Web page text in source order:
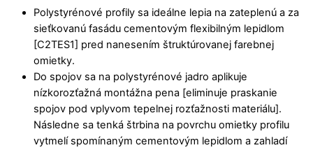
Polystyrénové profily sa ideálne lepia na zateplenú a za
sieťkovanú fasádu cementovým flexibilným lepidlom
[C2TES1] pred nanesením štruktúrovanej farebnej
omietky.
Do spojov sa na polystyrénové jadro aplikuje
nízkorozťažná montážna pena [eliminuje praskanie
spojov pod vplyvom tepelnej rozťažnosti materiálu].
Následne sa tenká štrbina na povrchu omietky profilu
vytmelí spomínaným cementovým lepidlom a zahladí